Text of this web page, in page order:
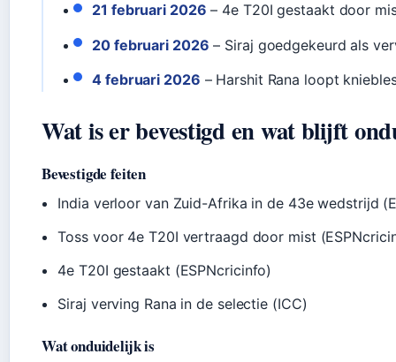
21 februari 2026 – 4e T20I gestaakt door
20 februari 2026 – Siraj goedgekeurd als
4 februari 2026 – Harshit Rana loopt
Wat is er bevestigd en wat blijft
Bevestigde feiten
India verloor van Zuid-Afrika in de 43e wedstrijd
Toss voor 4e T20I vertraagd door mist
4e T20I gestaakt (ESPNcricinfo)
Siraj verving Rana in de selectie (ICC)
Wat onduidelijk is